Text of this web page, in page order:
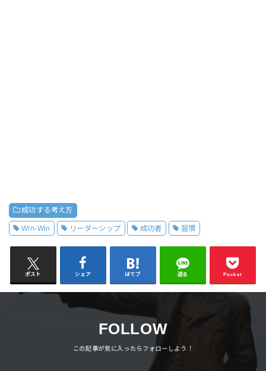
成功する考え方
Win-Win リーダーシップ 成功者 習慣
ポスト シェア はてブ 送る Pocket
FOLLOW